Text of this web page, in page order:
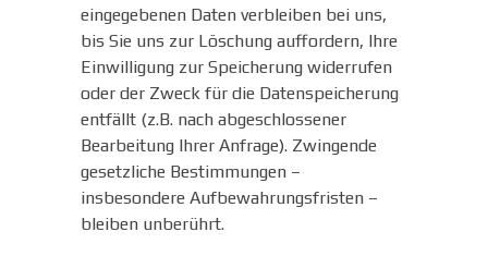
eingegebenen Daten verbleiben bei uns,
bis Sie uns zur Löschung auffordern, Ihre
Einwilligung zur Speicherung widerrufen
oder der Zweck für die Datenspeicherung
entfällt (z.B. nach abgeschlossener
Bearbeitung Ihrer Anfrage). Zwingende
gesetzliche Bestimmungen –
insbesondere Aufbewahrungsfristen –
bleiben unberührt.